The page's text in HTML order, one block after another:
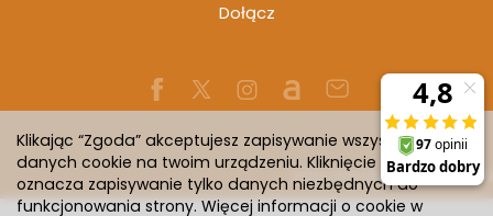
Dołącz
Sklep internetowy SOTESHOP AI
Klikając “Zgoda” akceptujesz zapisywanie wszystkich
danych cookie na twoim urządzeniu. Kliknięcie “Odmowa”
oznacza zapisywanie tylko danych niezbędnych do
funkcjonowania strony. Więcej informacji o cookie w